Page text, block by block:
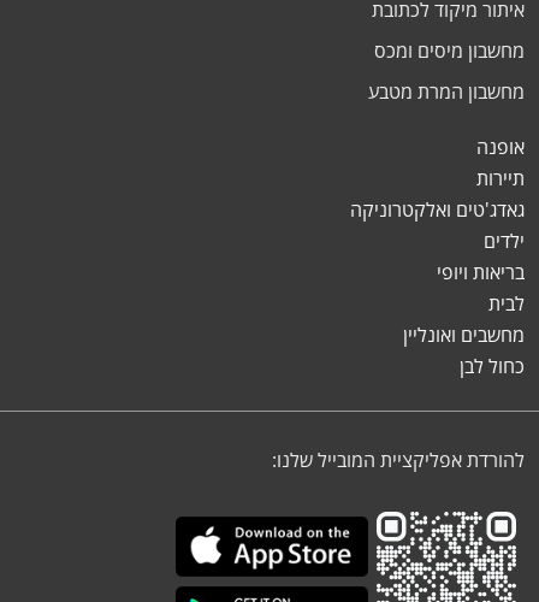
איתור מיקוד לכתובת
מחשבון מיסים ומכס
מחשבון המרת מטבע
אופנה
תיירות
גאדג'טים ואלקטרוניקה
ילדים
בריאות ויופי
לבית
מחשבים ואונליין
כחול לבן
להורדת אפליקציית המובייל שלנו: